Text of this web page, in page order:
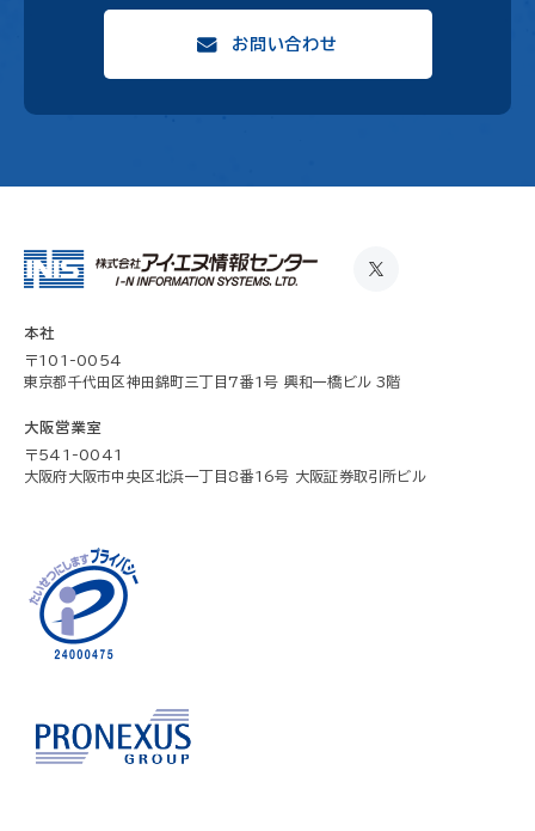
お問い合わせ
本社
〒101-0054
東京都千代田区神田錦町三丁目7番1号 興和一橋ビル 3階
大阪営業室
〒541-0041
大阪府大阪市中央区北浜一丁目8番16号 大阪証券取引所ビル